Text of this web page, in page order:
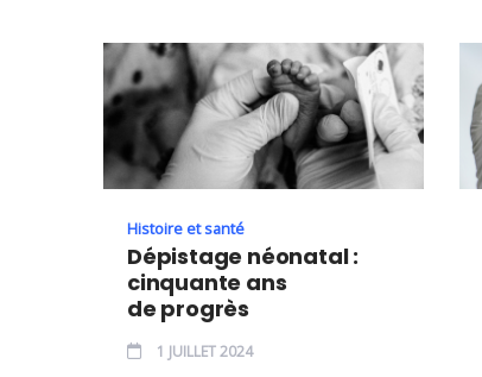
Histoire et santé
Dépistage néonatal :
cinquante ans
de progrès
1 JUILLET 2024